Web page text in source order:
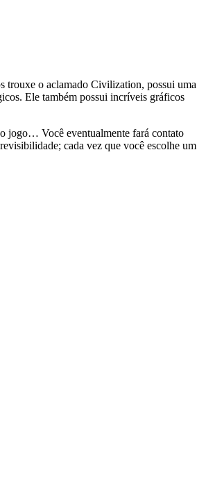
trouxe o aclamado Civilization, possui uma
Ele também possui incríveis gráficos
jogo… Você eventualmente fará contato
cada vez que você escolhe um